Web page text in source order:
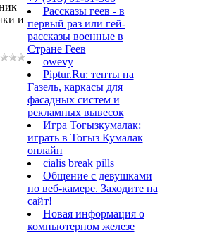
и
Рассказы геев - в
первый раз или гей-
рассказы военные в
Стране Геев
owevy
Piptur.Ru: тенты на
Газель, каркасы для
фасадных систем и
рекламных вывесок
Игра Тогызкумалак:
играть в Тогыз Кумалак
онлайн
cialis break pills
Общение с девушками
по веб-камере. Заходите на
сайт!
Новая информация о
компьютерном железе